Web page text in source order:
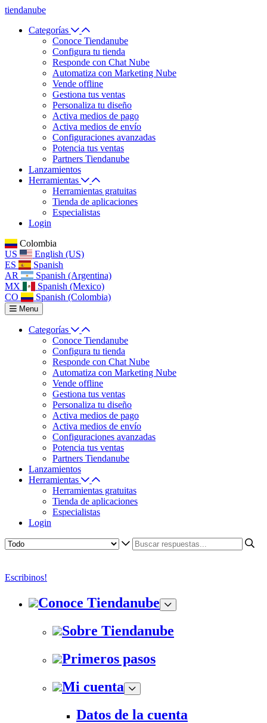
tiendanube
Categorías
Conoce Tiendanube
Configura tu tienda
Responde con Chat Nube
Automatiza con Marketing Nube
Vende offline
Gestiona tus ventas
Personaliza tu diseño
Activa medios de pago
Activa medios de envío
Configuraciones avanzadas
Potencia tus ventas
Partners Tiendanube
Lanzamientos
Herramientas
Herramientas gratuitas
Tienda de aplicaciones
Especialistas
Login
Colombia
US
English (US)
ES
Spanish
AR
Spanish (Argentina)
MX
Spanish (Mexico)
CO
Spanish (Colombia)
Menu
Categorías
Conoce Tiendanube
Configura tu tienda
Responde con Chat Nube
Automatiza con Marketing Nube
Vende offline
Gestiona tus ventas
Personaliza tu diseño
Activa medios de pago
Activa medios de envío
Configuraciones avanzadas
Potencia tus ventas
Partners Tiendanube
Lanzamientos
Herramientas
Herramientas gratuitas
Tienda de aplicaciones
Especialistas
Login
Escribinos!
Conoce Tiendanube
Sobre Tiendanube
Primeros pasos
Mi cuenta
Datos de la cuenta